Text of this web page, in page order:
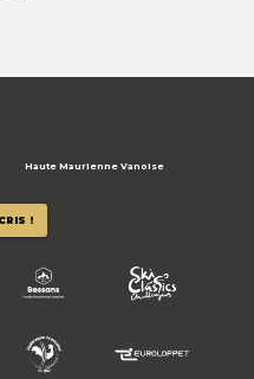
Haute Maurienne Vanoise
!